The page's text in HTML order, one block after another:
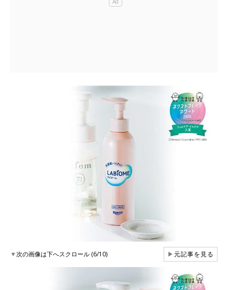
▼次の画像は下へスクロール (6/10) ▶元記事を見る